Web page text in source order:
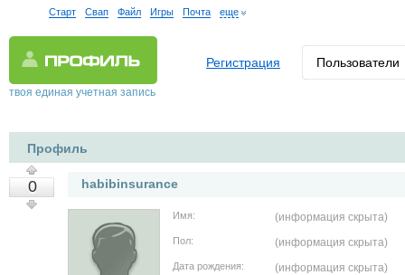
Старт Свап Файл Игры Почта еще
твоя единая учетная запись
Регистрация Пользователи
Профиль
0 habibinsurance
Имя: (информация скрыта)
Пол: (информация скрыта)
Дата рождения: (информация скрыта)